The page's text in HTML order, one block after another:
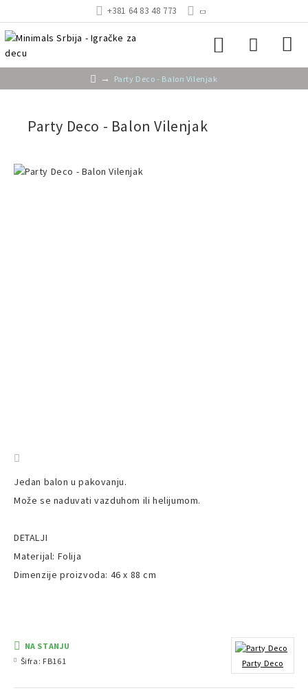
+381 64 83 48 773
Party Deco - Balon Vilenjak
Party Deco - Balon Vilenjak
Jedan balon u pakovanju.
Može se naduvati vazduhom ili helijumom.
DETALJI
Materijal: Folija
Dimenzije proizvoda: 46 x 88 cm
NA STANJU
Šifra: FB161 Party Deco